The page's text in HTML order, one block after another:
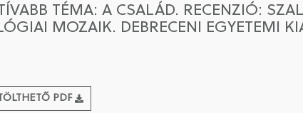
TÉMA: A CSALÁD. RECENZIÓ:
MOZAIK. DEBRECENI EGYETEMI
PDF